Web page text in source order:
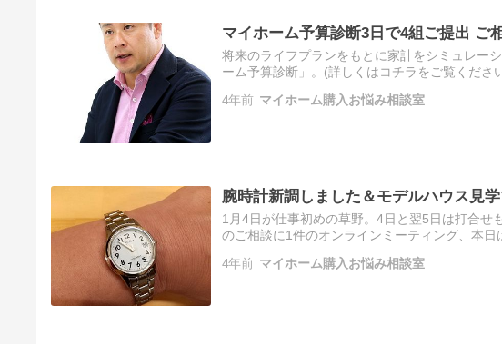
マイホーム予算診断3日で4組ご提出 ご
将来のライフプランをもとに家計をシミュレー
ーム予算診断」。(詳しくはコチラをご覧くださ
4年前 マイホーム購入お悩み相談室
腕時計新調しました＆モデルハウス見
1月4日が仕事初めの草野。4日と翌5日は打合せ
のご相談に1件のオンラインミーティング、本
4年前 マイホーム購入お悩み相談室